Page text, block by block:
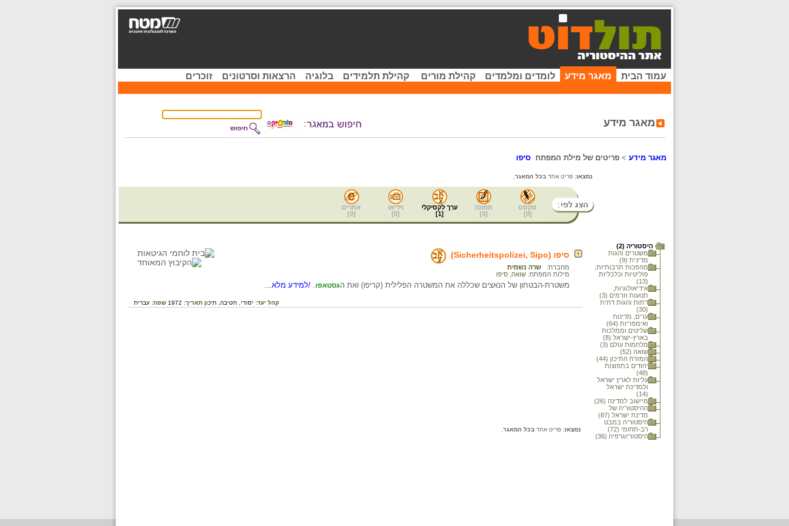
עמוד הבית מאגר מידע לומדים ומלמדים קהילת מורים קהילת תלמידים בלוגיה הרצאות וסרטונים זוכרים
מאגר מידע
מאגר מידע > פריטים של מילת המפתח סיפו
נמצאו: פריט אחד בכל המאגר.
טקסט
[
0
]
תמונה
[
0
]
ערך לקסיקלי
[
1
]
וידיאו
[
0
]
אתרים
[
0
]
היסטוריה (2)
משטרים והגות
מדינית (9)
מהפכות תרבותיות,
פוליטיות וכלכליות
(13)
אידיאולוגיות,
תנועות וזרמים (3)
דתות והגות דתית
(30)
ערים, מדינות
ואימפריות (64)
שליטים וממלכות
בארץ-ישראל (8)
מלחמות עולם (3)
שואה (52)
המזרח התיכון (44)
יהודים בתפוצות
(48)
עליות לארץ ישראל
ולמדינת ישראל
(14)
מיישוב למדינה (26)
ההיסטוריה של
מדינת ישראל (87)
היסטוריה במבט
רב-תחומי (72)
היסטוריוגרפיה (36)
סיפו (Sicherheitspolizei, Sipo)
מחברת:
שרה נשמית
מילות המפתח: שואה סיפו
משטרת-הבטחון של הנאצים שכללה את המשטרה הפלילית (קריפו) ואת הגסטאפו. /למידע מלא...
קהל יעד: יסודי, חטיבה, תיכון תאריך: 1972 שפה: עברית
נמצאו: פריט אחד בכל המאגר.